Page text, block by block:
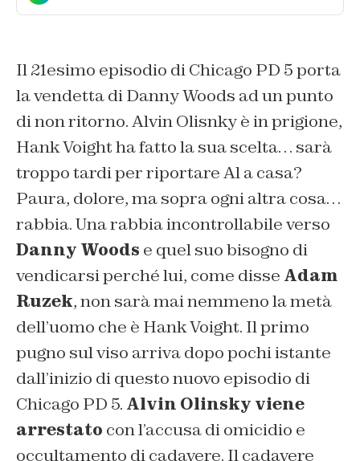
Il 21esimo episodio di Chicago PD 5 porta
la vendetta di Danny Woods ad un punto
di non ritorno. Alvin Olisnky è in prigione,
Hank Voight ha fatto la sua scelta… sarà
troppo tardi per riportare Al a casa?
Paura, dolore, ma sopra ogni altra cosa…
rabbia. Una rabbia incontrollabile verso
Danny Woods e quel suo bisogno di
vendicarsi perché lui, come disse Adam
Ruzek, non sarà mai nemmeno la metà
dell’uomo che è Hank Voight. Il primo
pugno sul viso arriva dopo pochi istante
dall’inizio di questo nuovo episodio di
Chicago PD 5. Alvin Olinsky viene
arrestato con l’accusa di omicidio e
occultamento di cadavere. Il cadavere